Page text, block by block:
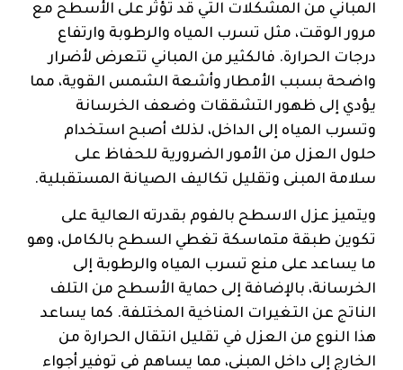
المباني من المشكلات التي قد تؤثر على الأسطح مع
مرور الوقت، مثل تسرب المياه والرطوبة وارتفاع
درجات الحرارة. فالكثير من المباني تتعرض لأضرار
واضحة بسبب الأمطار وأشعة الشمس القوية، مما
يؤدي إلى ظهور التشققات وضعف الخرسانة
وتسرب المياه إلى الداخل، لذلك أصبح استخدام
حلول العزل من الأمور الضرورية للحفاظ على
سلامة المبنى وتقليل تكاليف الصيانة المستقبلية.
ويتميز عزل الاسطح بالفوم بقدرته العالية على
تكوين طبقة متماسكة تغطي السطح بالكامل، وهو
ما يساعد على منع تسرب المياه والرطوبة إلى
الخرسانة، بالإضافة إلى حماية الأسطح من التلف
الناتج عن التغيرات المناخية المختلفة. كما يساعد
هذا النوع من العزل في تقليل انتقال الحرارة من
الخارج إلى داخل المبنى، مما يساهم في توفير أجواء